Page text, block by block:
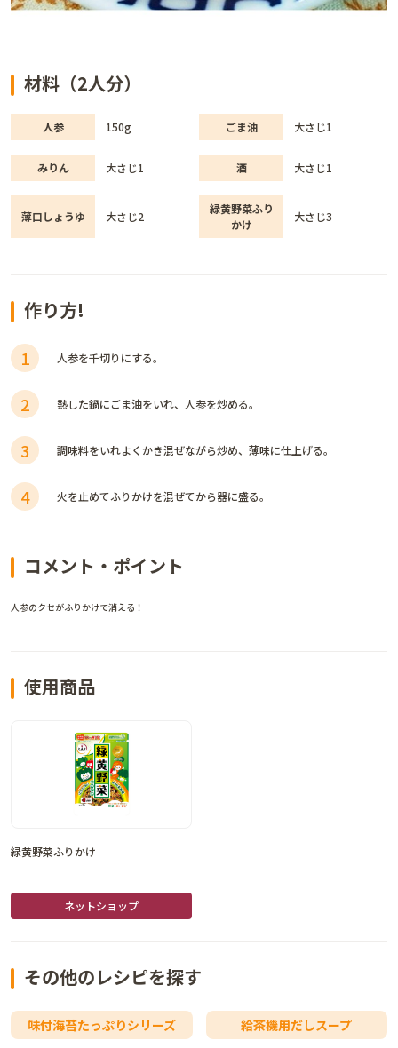
材料（2人分）
人参 150g ごま油 大さじ1
みりん 大さじ1 酒 大さじ1
薄口しょうゆ 大さじ2
緑黄野菜ふり
かけ
大さじ3
作り方!
1 人参を千切りにする。
2 熱した鍋にごま油をいれ、人参を炒める。
3 調味料をいれよくかき混ぜながら炒め、薄味に仕上げる。
4 火を止めてふりかけを混ぜてから器に盛る。
コメント・ポイント
人参のクセがふりかけで消える！
使用商品
緑黄野菜ふりかけ
ネットショップ
その他のレシピを探す
味付海苔たっぷりシリーズ 給茶機用だしスープ